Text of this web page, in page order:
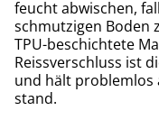
feucht abwischen,
schmutzigen Boden
TPU-beschichtete
Reissverschluss ist
und hält problemlos
stand.